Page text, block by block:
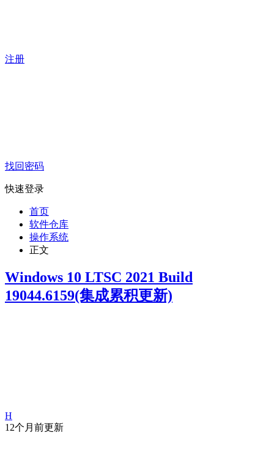
注册
找回密码
快速登录
首页
软件仓库
操作系统
正文
Windows 10 LTSC 2021 Build
19044.6159(集成累积更新)
H
12个月前更新